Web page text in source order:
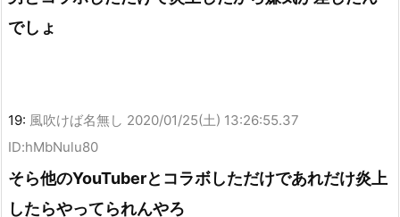
でしょ
19: 風吹けば名無し 2020/01/25(土) 13:26:55.37
ID:hMbNulu80
そら他のYouTuberとコラボしただけであれだけ炎上
したらやってられんやろ